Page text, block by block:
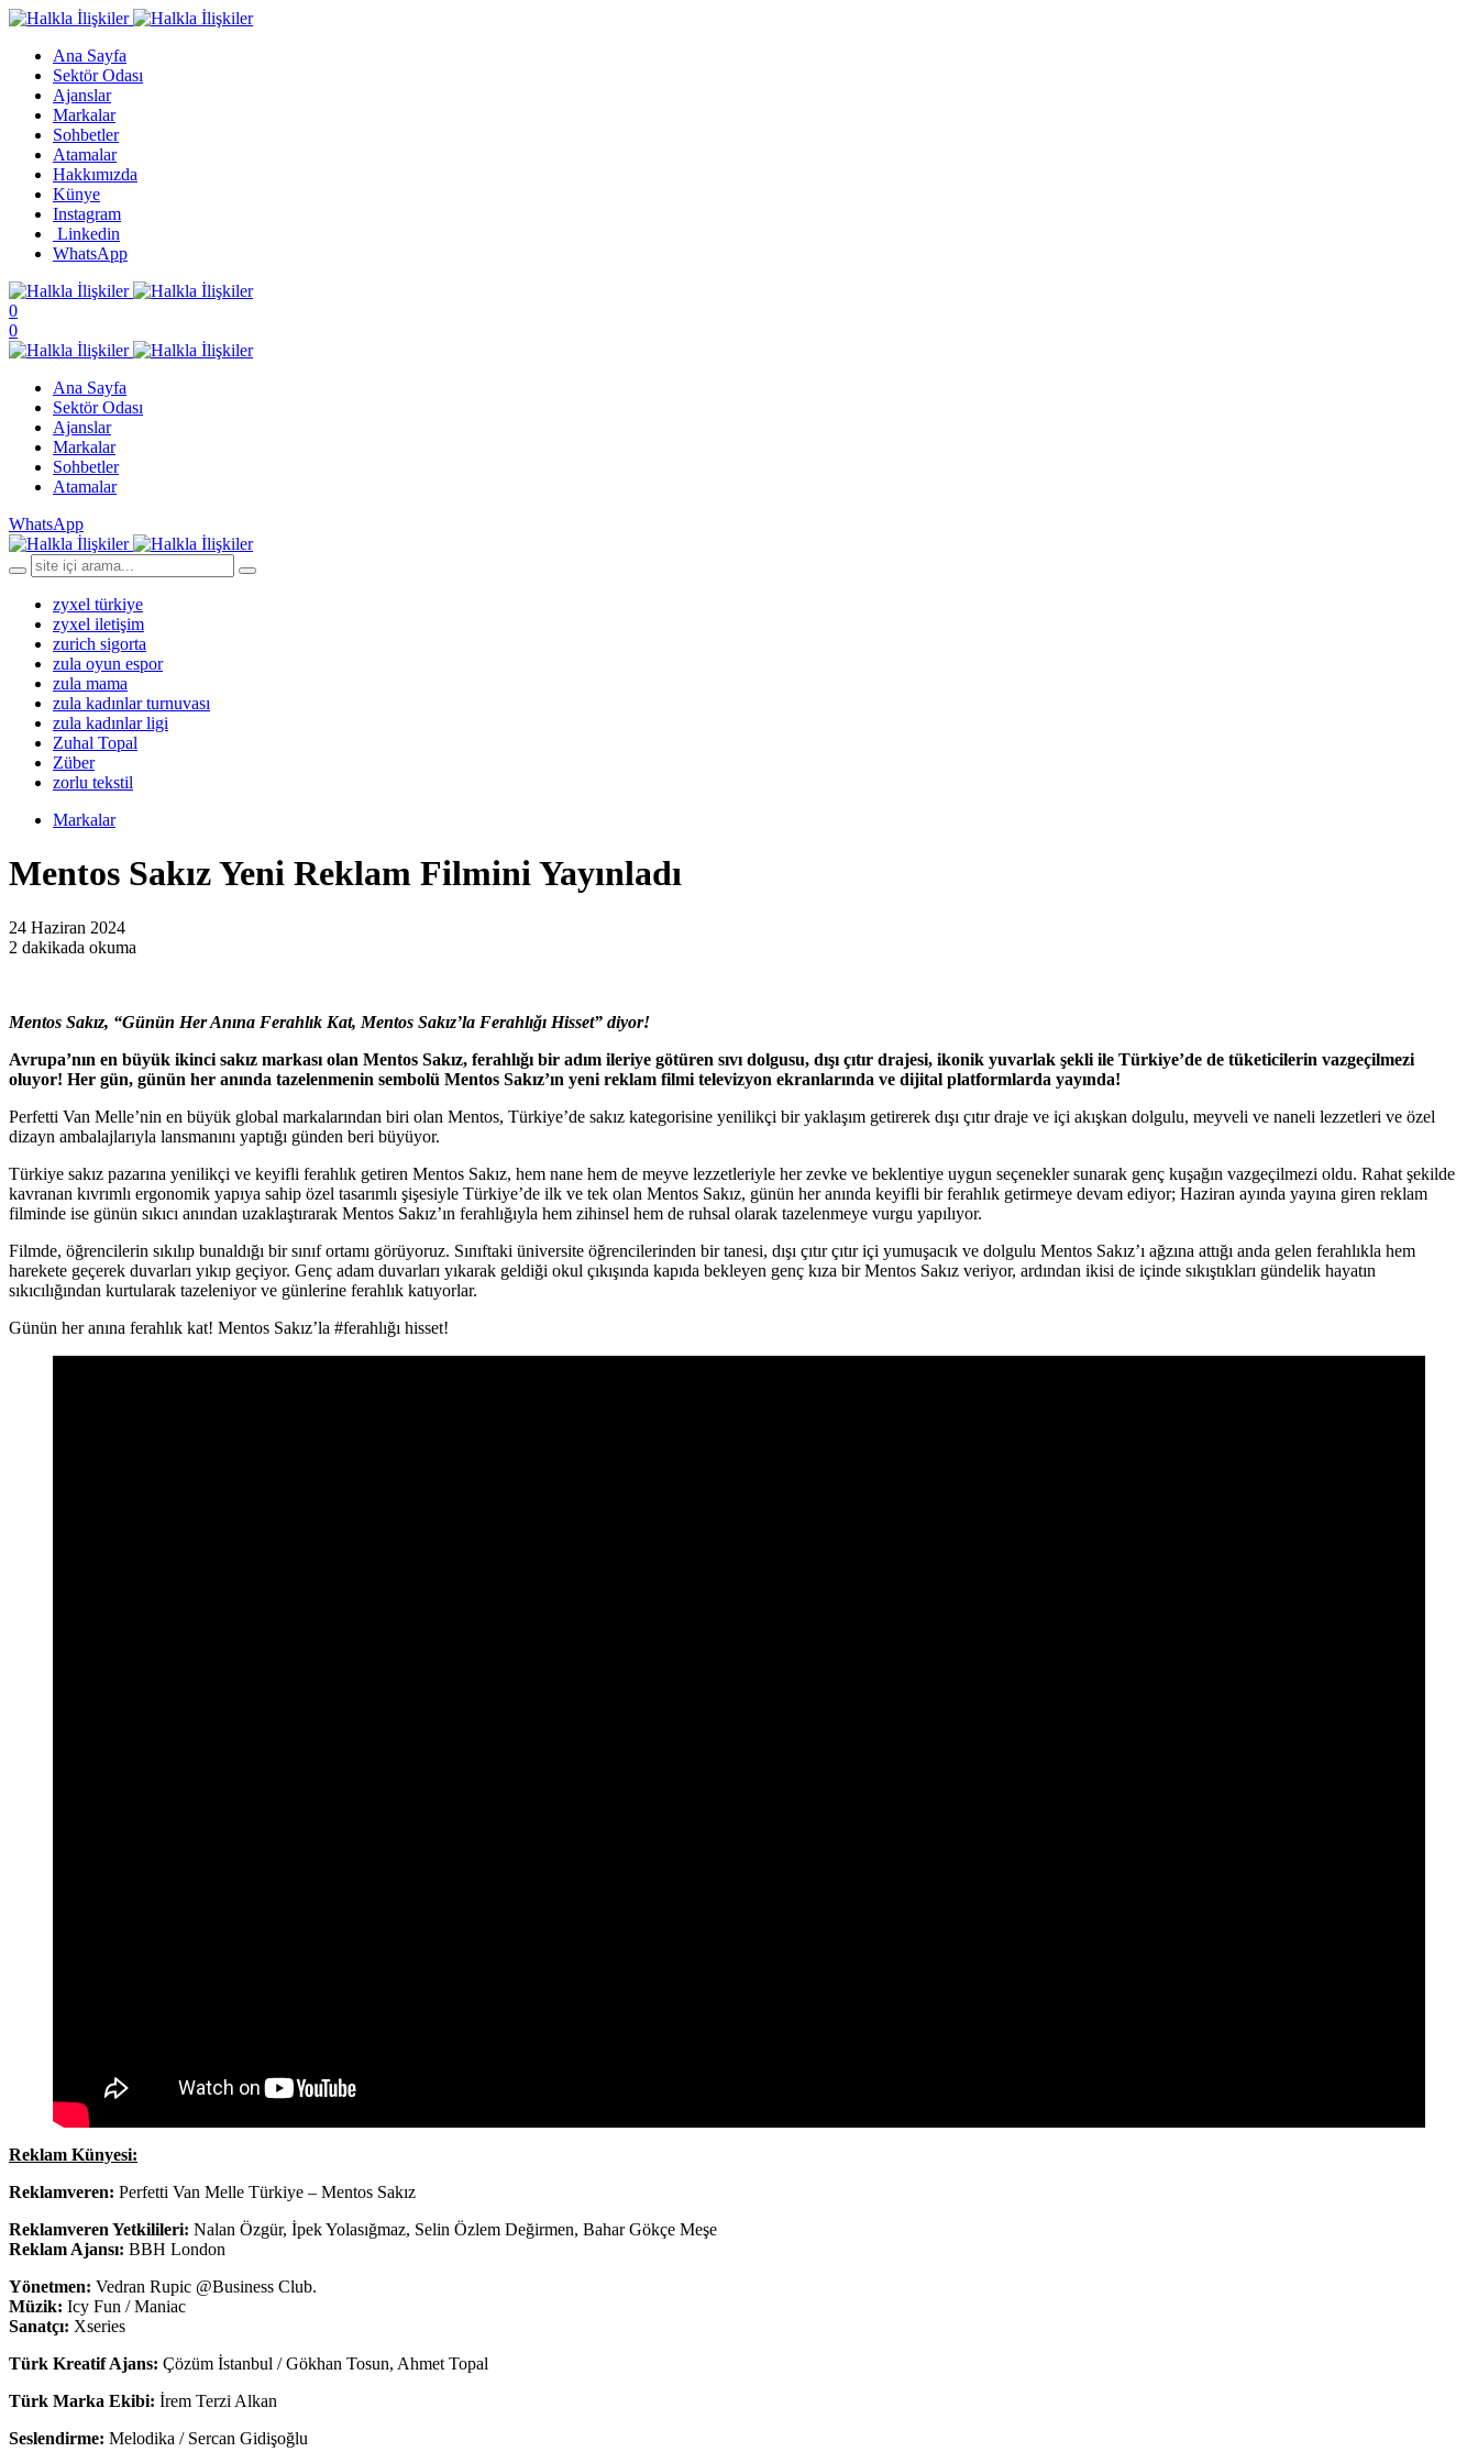
Ana Sayfa
Sektör Odası
Ajanslar
Markalar
Sohbetler
Atamalar
Hakkımızda
Künye
Instagram
Linkedin
WhatsApp
0
0
Ana Sayfa
Sektör Odası
Ajanslar
Markalar
Sohbetler
Atamalar
WhatsApp
zyxel türkiye
zyxel iletişim
zurich sigorta
zula oyun espor
zula mama
zula kadınlar turnuvası
zula kadınlar ligi
Zuhal Topal
Züber
zorlu tekstil
Markalar
Mentos Sakız Yeni Reklam Filmini Yayınladı
24 Haziran 2024
2 dakikada okuma
Mentos Sakız, “Günün Her Anına Ferahlık Kat, Mentos Sakız’la Ferahlığı Hisset” diyor!
Avrupa’nın en büyük ikinci sakız markası olan Mentos Sakız, ferahlığı bir adım ileriye götüren sıvı dolgusu, dışı çıtır drajesi, ikonik yuvarlak şekli ile Türkiye’de de tüketicilerin vazgeçilmezi
oluyor! Her gün, günün her anında tazelenmenin sembolü Mentos Sakız’ın yeni reklam filmi televizyon ekranlarında ve dijital platformlarda yayında!
Perfetti Van Melle’nin en büyük global markalarından biri olan Mentos, Türkiye’de sakız kategorisine yenilikçi bir yaklaşım getirerek dışı çıtır draje ve içi akışkan dolgulu, meyveli ve naneli lezzetleri ve özel
dizayn ambalajlarıyla lansmanını yaptığı günden beri büyüyor.
Türkiye sakız pazarına yenilikçi ve keyifli ferahlık getiren Mentos Sakız, hem nane hem de meyve lezzetleriyle her zevke ve beklentiye uygun seçenekler sunarak genç kuşağın vazgeçilmezi oldu. Rahat şekilde
kavranan kıvrımlı ergonomik yapıya sahip özel tasarımlı şişesiyle Türkiye’de ilk ve tek olan Mentos Sakız, günün her anında keyifli bir ferahlık getirmeye devam ediyor; Haziran ayında yayına giren reklam
filminde ise günün sıkıcı anından uzaklaştırarak Mentos Sakız’ın ferahlığıyla hem zihinsel hem de ruhsal olarak tazelenmeye vurgu yapılıyor.
Filmde, öğrencilerin sıkılıp bunaldığı bir sınıf ortamı görüyoruz. Sınıftaki üniversite öğrencilerinden bir tanesi, dışı çıtır çıtır içi yumuşacık ve dolgulu Mentos Sakız’ı ağzına attığı anda gelen ferahlıkla hem
harekete geçerek duvarları yıkıp geçiyor. Genç adam duvarları yıkarak geldiği okul çıkışında kapıda bekleyen genç kıza bir Mentos Sakız veriyor, ardından ikisi de içinde sıkıştıkları gündelik hayatın
sıkıcılığından kurtularak tazeleniyor ve günlerine ferahlık katıyorlar.
Günün her anına ferahlık kat! Mentos Sakız’la #ferahlığı hisset!
Reklam Künyesi:
Reklamveren: Perfetti Van Melle Türkiye – Mentos Sakız
Reklamveren Yetkilileri: Nalan Özgür, İpek Yolasığmaz, Selin Özlem Değirmen, Bahar Gökçe Meşe
Reklam Ajansı: BBH London
Yönetmen: Vedran Rupic @Business Club.
Müzik: Icy Fun / Maniac
Sanatçı: Xseries
Türk Kreatif Ajans: Çözüm İstanbul / Gökhan Tosun, Ahmet Topal
Türk Marka Ekibi: İrem Terzi Alkan
Seslendirme: Melodika / Sercan Gidişoğlu